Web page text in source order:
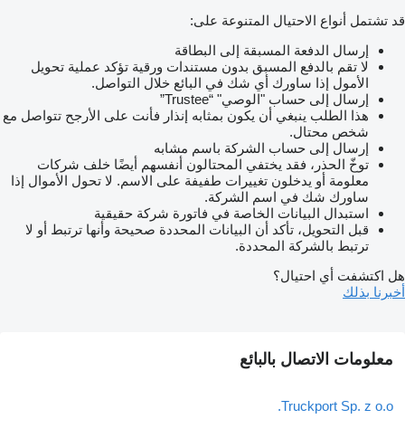
قد تشتمل أنواع الاحتيال المتنوعة على:
إرسال الدفعة المسبقة إلى البطاقة
لا تقم بالدفع المسبق بدون مستندات ورقية تؤكد عملية تحويل
الأمول إذا ساورك أي شك في البائع خلال التواصل.
إرسال إلى حساب "الوصي" “Trustee”
هذا الطلب ينبغي أن يكون بمثابه إنذار فأنت على الأرجح تتواصل مع
شخص محتال.
إرسال إلى حساب الشركة باسم مشابه
توخّ الحذر، فقد يختفي المحتالون أنفسهم أيضًا خلف شركات
معلومة أو يدخلون تغييرات طفيفة على الاسم. لا تحول الأموال إذا
ساورك شك في اسم الشركة.
استبدال البيانات الخاصة في فاتورة شركة حقيقية
قبل التحويل، تأكد أن البيانات المحددة صحيحة وأنها ترتبط أو لا
ترتبط بالشركة المحددة.
هل اكتشفت أي احتيال؟
أخبرنا بذلك
معلومات الاتصال بالبائع
Truckport Sp. z o.o.